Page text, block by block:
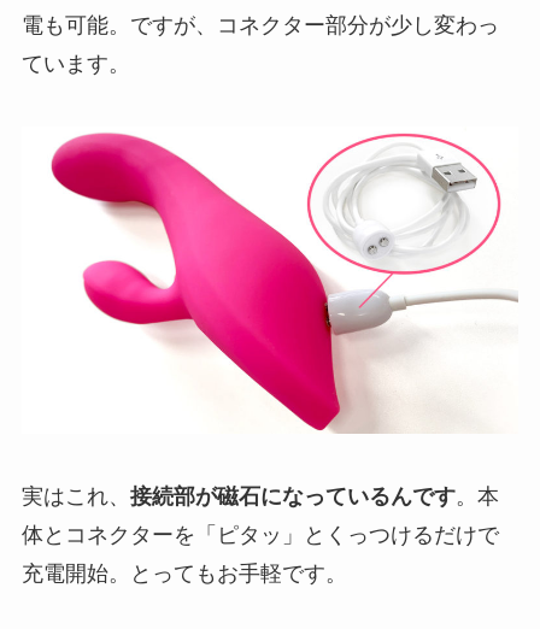
電も可能。ですが、コネクター部分が少し変わっ
ています。
実はこれ、 接続部が磁石になっているんです。本
体とコネクターを「ピタッ」とくっつけるだけで
充電開始。とってもお手軽です。